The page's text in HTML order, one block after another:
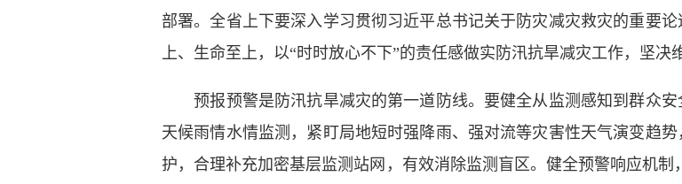
部署。全省上下要深入学习贯彻习近平总书记关于防灾减灾救灾的重要
上、生命至上，以“时时放心不下”的责任感做实防汛抗旱减灾工作，坚决
预报预警是防汛抗旱减灾的第一道防线。要健全从监测感知到群众安
天候雨情水情监测，紧盯局地短时强降雨、强对流等灾害性天气演变趋
护，合理补充加密基层监测站网，有效消除监测盲区。健全预警响应机